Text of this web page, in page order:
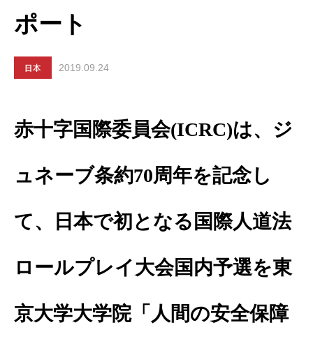
ポート
日本 2019.09.24
赤十字国際委員会(ICRC)は、ジ
ュネーブ条約70周年を記念し
て、日本で初となる国際人道法
ロールプレイ大会国内予選を東
京大学大学院「人間の安全保障